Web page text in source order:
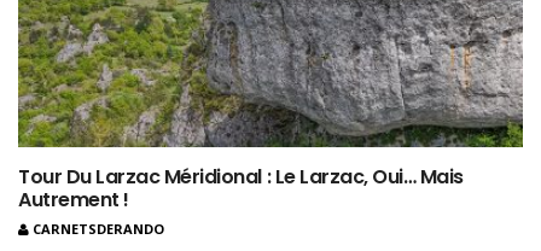
Tour Du Larzac Méridional : Le Larzac, Oui… Mais
Autrement !
CARNETSDERANDO